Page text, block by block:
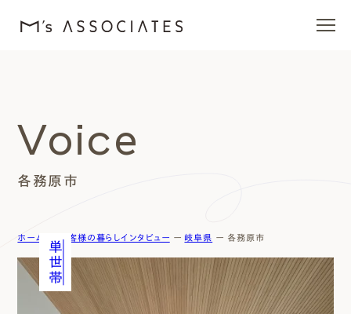
ラインナップ
エムズを愛する人たち
イベント・ブログ
各務原市
Voice
ホーム お客様の暮らしインタビュー ー 岐阜県 ー 各務原市
単世帯